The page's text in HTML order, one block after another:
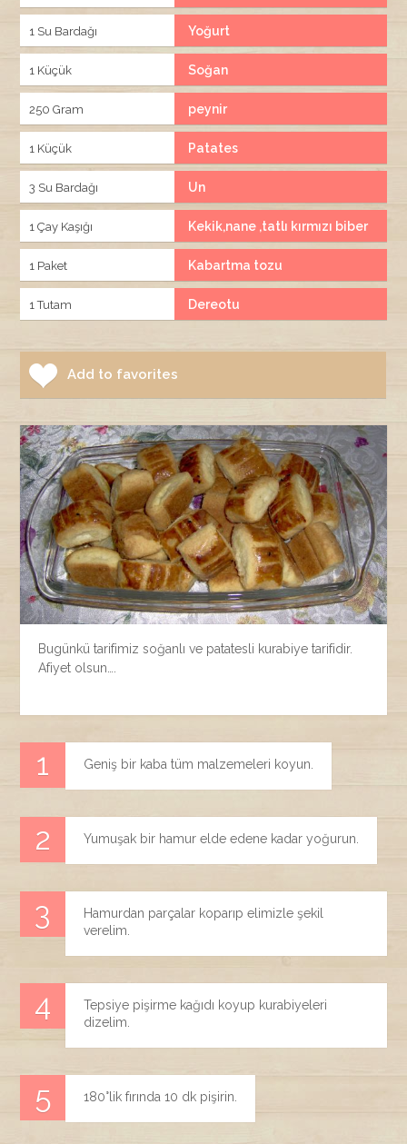
1 Su Bardağı Yoğurt
1 Küçük Soğan
250 Gram peynir
1 Küçük Patates
3 Su Bardağı Un
1 Çay Kaşığı Kekik,nane ,tatlı kırmızı biber
1 Paket Kabartma tozu
1 Tutam Dereotu
Add to favorites
Bugünkü tarifimiz soğanlı ve patatesli kurabiye tarifidir.
Afiyet olsun….
Geniş bir kaba tüm malzemeleri koyun.
Yumuşak bir hamur elde edene kadar yoğurun.
Hamurdan parçalar koparıp elimizle şekil
verelim.
Tepsiye pişirme kağıdı koyup kurabiyeleri
dizelim.
180°lik fırında 10 dk pişirin.